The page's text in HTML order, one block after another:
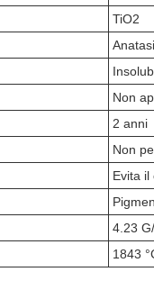
TiO2
Non
2 anni
Non
Evita il
4.23
1843